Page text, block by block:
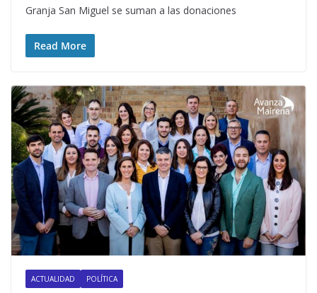
Granja San Miguel se suman a las donaciones
Read More
ACTUALIDAD POLÍTICA